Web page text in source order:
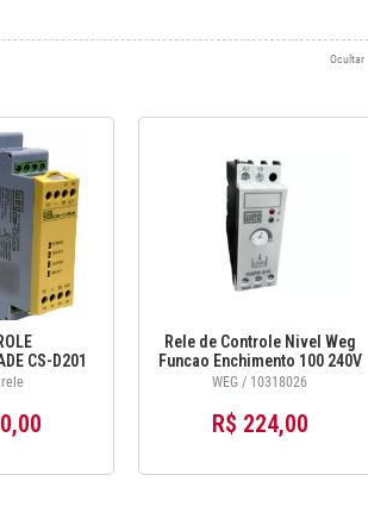
CS-D201
Rele de Controle Nivel Weg
Funcao Enchimento 100 240V
- RNW ENE09
WEG / 10318026
R$ 224,00